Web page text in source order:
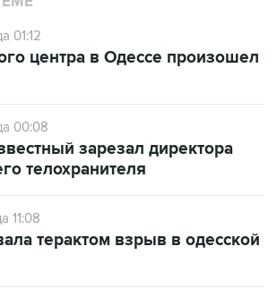
01:12
центра в Одессе произошел
00:08
зарезал директора
телохранителя
11:08
терактом взрыв в одесской